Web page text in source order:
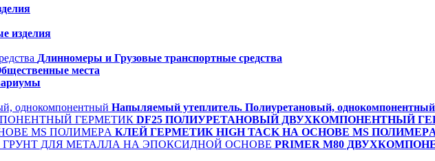
изделия
Длинномеры и Грузовые транспортные средства
места
Напыляемый утеплитель. Полиуретановый, однокомпонентный
DF25 ПОЛИУРЕТАНОВЫЙ ДВУХКОМПОНЕНТНЫЙ
КЛЕЙ ГЕРМЕТИК HIGH TACK НА ОСНОВЕ MS
PRIMER М80